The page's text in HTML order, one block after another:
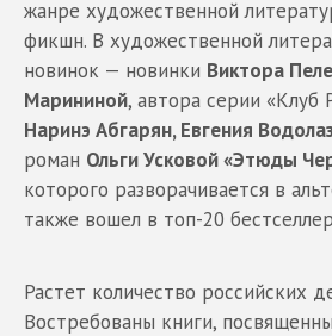
жанре художественной
фикшн. В художественной
новинок — новинки Виктора
Марининой, автора серии «Клуб
Наринэ Абгарян, Евгения
роман Ольги Усковой «Этюды
которого разворачивается в
также вошел в топ-20
Растет количество российских
Востребованы книги,